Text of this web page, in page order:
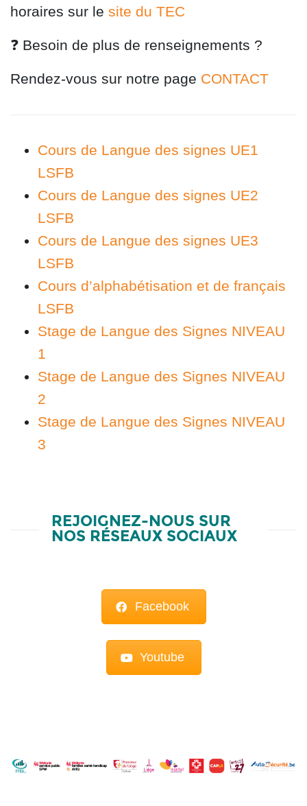
horaires sur le site du TEC
❓ Besoin de plus de renseignements ?
Rendez-vous sur notre page CONTACT
Cours de Langue des signes UE1
LSFB
Cours de Langue des signes UE2
LSFB
Cours de Langue des signes UE3
LSFB
Cours d’alphabétisation et de français
LSFB
Stage de Langue des Signes NIVEAU
1
Stage de Langue des Signes NIVEAU
2
Stage de Langue des Signes NIVEAU
3
REJOIGNEZ-NOUS SUR
NOS RÉSEAUX SOCIAUX
Facebook
Youtube